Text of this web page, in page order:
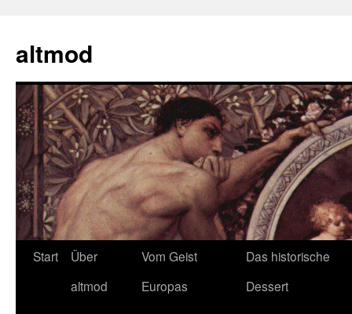
springen
altmod
Start
Über
altmod
Vom Geist
Europas
Das historische
Dessert